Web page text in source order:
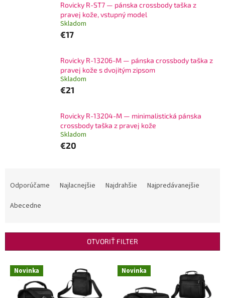
Rovicky R-ST7 — pánska crossbody taška z
pravej kože, vstupný model
Skladom
€17
Rovicky R-13206-M — pánska crossbody taška z
pravej kože s dvojitým zipsom
Skladom
€21
Rovicky R-13204-M — minimalistická pánska
crossbody taška z pravej kože
Skladom
€20
p
Odporúčame Najlacnejšie Najdrahšie
Najpredávanejšie
Abecedne
OTVORIŤ FILTER
V Novinka Novinka